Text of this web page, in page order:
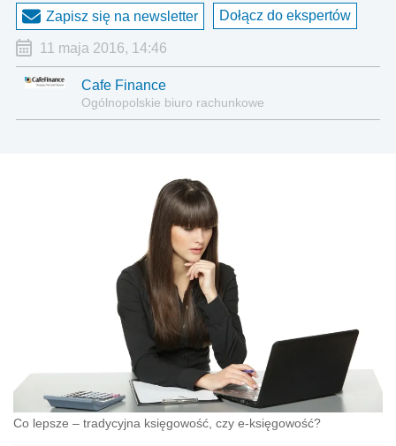
Zapisz się na newsletter Dołącz do ekspertów
11 maja 2016, 14:46
Cafe Finance
Ogólnopolskie biuro rachunkowe
Co lepsze – tradycyjna księgowość, czy e-księgowość?